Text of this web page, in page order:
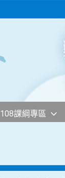
108課綱專區